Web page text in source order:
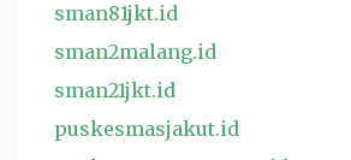
sman81jkt.id
sman2malang.id
sman21jkt.id
puskesmasjakut.id